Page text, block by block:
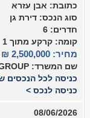
כתובת: אבן עזרא
סוג הנכס: דירת גן
חדרים: 6
קומה: קרקע מתוך 1
מחיר: 2,500,000 ₪
שם המשרד: DESE GROUP
כניסה לכל הנכסים
כניסה לנכס >
08/06/2026